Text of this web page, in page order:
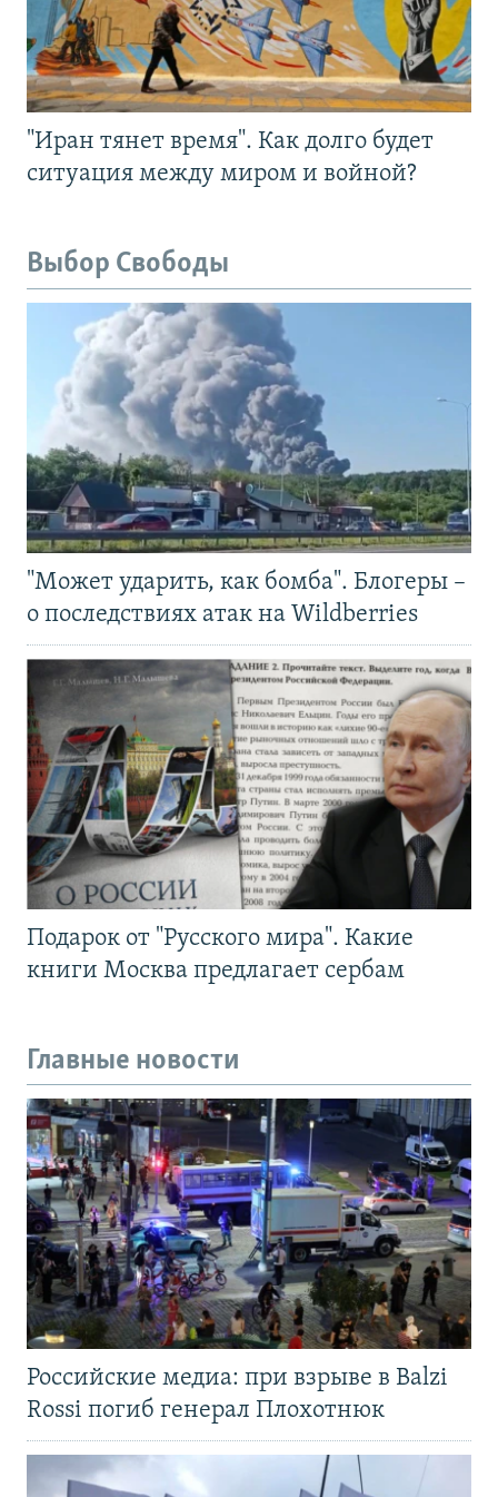
"Иран тянет время". Как долго будет
ситуация между миром и войной?
Выбор Свободы
"Может ударить, как бомба". Блогеры –
о последствиях атак на Wildberries
Подарок от "Русского мира". Какие
книги Москва предлагает сербам
Главные новости
Российские медиа: при взрыве в Balzi
Rossi погиб генерал Плохотнюк